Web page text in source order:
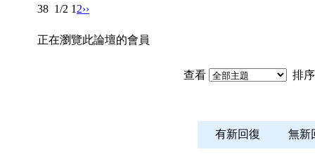
38 1/2 1 2››
正在瀏覽此論壇的會員
查看 排
有新回復 無